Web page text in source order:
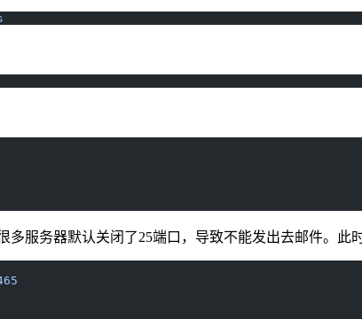
多服务器默认关闭了25端口，导致不能发出去邮件。